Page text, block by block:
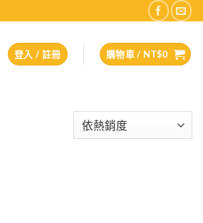
登入 / 註冊 購物車 / NT$0